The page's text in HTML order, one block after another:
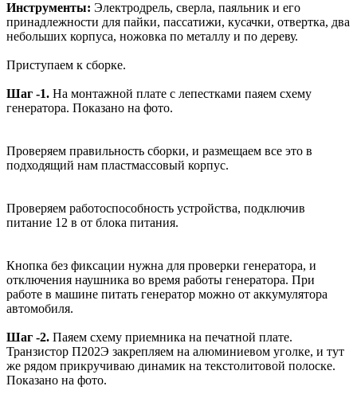
Инструменты: Электродрель, сверла, паяльник и его
принадлежности для пайки, пассатижи, кусачки, отвертка, два
небольших корпуса, ножовка по металлу и по дереву.
Приступаем к сборке.
Шаг -1. На монтажной плате с лепестками паяем схему
генератора. Показано на фото.
Проверяем правильность сборки, и размещаем все это в
подходящий нам пластмассовый корпус.
Проверяем работоспособность устройства, подключив
питание 12 в от блока питания.
Кнопка без фиксации нужна для проверки генератора, и
отключения наушника во время работы генератора. При
работе в машине питать генератор можно от аккумулятора
автомобиля.
Шаг -2. Паяем схему приемника на печатной плате.
Транзистор П202Э закрепляем на алюминиевом уголке, и тут
же рядом прикручиваю динамик на текстолитовой полоске.
Показано на фото.